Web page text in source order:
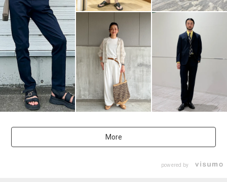
More
powered by